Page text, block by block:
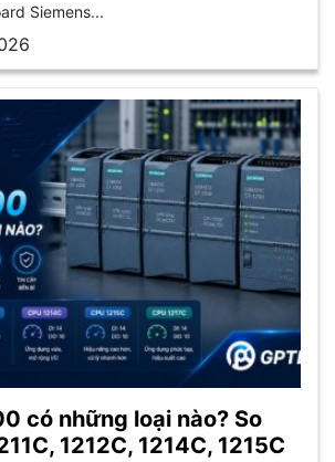
Siemens...
có những loại nào? So
1212C, 1214C, 1215C